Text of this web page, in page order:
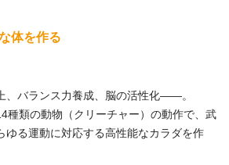
体を作る
、バランス力養成、脳の活性化――。
種類の動物（クリーチャー）の動作で、武
ゆる運動に対応する高性能なカラダを作